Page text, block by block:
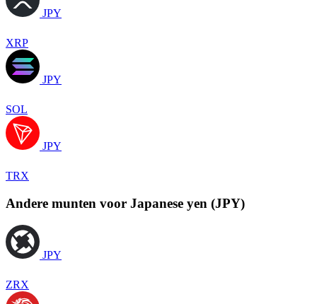
JPY
XRP
JPY
SOL
JPY
TRX
Andere munten voor Japanese yen (JPY)
JPY
ZRX